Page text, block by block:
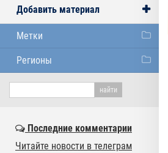
Добавить материал
Метки
Регионы
Последние комментарии
Читайте новости в телеграм